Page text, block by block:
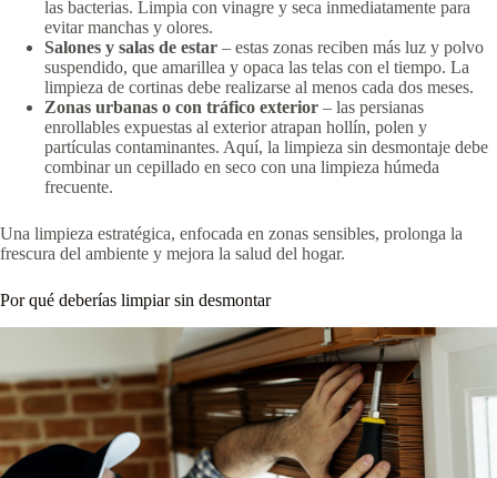
las bacterias. Limpia con vinagre y seca inmediatamente para
evitar manchas y olores.
Salones y salas de estar – estas zonas reciben más luz y polvo
suspendido, que amarillea y opaca las telas con el tiempo. La
limpieza de cortinas debe realizarse al menos cada dos meses.
Zonas urbanas o con tráfico exterior – las persianas
enrollables expuestas al exterior atrapan hollín, polen y
partículas contaminantes. Aquí, la limpieza sin desmontaje debe
combinar un cepillado en seco con una limpieza húmeda
frecuente.
Una limpieza estratégica, enfocada en zonas sensibles, prolonga la
frescura del ambiente y mejora la salud del hogar.
Por qué deberías limpiar sin desmontar